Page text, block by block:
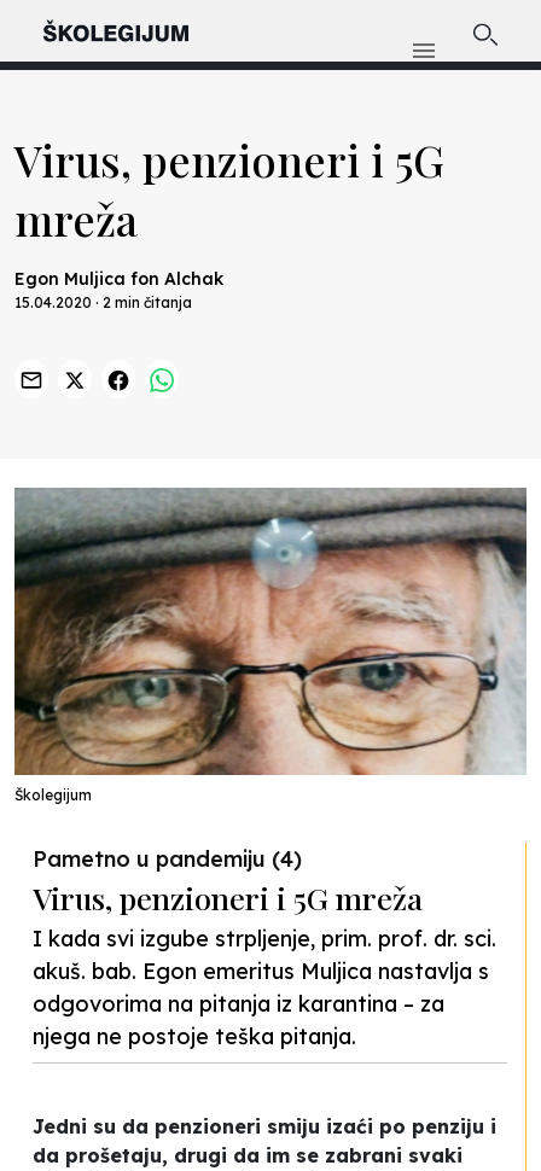
Virus, penzioneri i 5G
mreža
Egon Muljica fon Alchak
15.04.2020 · 2 min čitanja
Školegijum
Pametno u pandemiju (4)
Virus, penzioneri i 5G mreža
I kada svi izgube strpljenje, prim. prof. dr. sci.
akuš. bab. Egon emeritus Muljica nastavlja s
odgovorima na pitanja iz karantina – za
njega ne postoje teška pitanja.
Jedni su da penzioneri smiju izaći po penziju i
da prošetaju, drugi da im se zabrani svaki